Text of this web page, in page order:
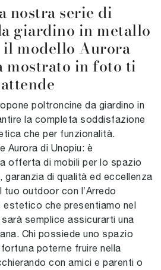
nostra serie di
giardino in metallo
modello Aurora
mostrato in foto ti
attende
poltroncine da giardino in
la completa soddisfazione
che per funzionalità.
Aurora di Unopiu: è
offerta di mobili per lo spazio
garanzia di qualità ed eccellenza
outdoor con l’Arredo
estetico che presentiamo nel
semplice assicurarti una
Chi possiede uno spazio
poterne fruire nella
con amici e parenti o